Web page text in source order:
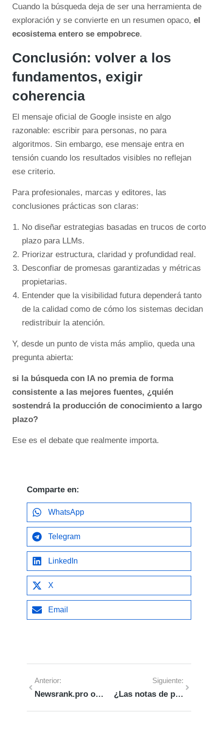
Cuando la búsqueda deja de ser una herramienta de
exploración y se convierte en un resumen opaco, el
ecosistema entero se empobrece.
Conclusión: volver a los
fundamentos, exigir
coherencia
El mensaje oficial de Google insiste en algo
razonable: escribir para personas, no para
algoritmos. Sin embargo, ese mensaje entra en
tensión cuando los resultados visibles no reflejan
ese criterio.
Para profesionales, marcas y editores, las
conclusiones prácticas son claras:
No diseñar estrategias basadas en trucos de corto
plazo para LLMs.
Priorizar estructura, claridad y profundidad real.
Desconfiar de promesas garantizadas y métricas
propietarias.
Entender que la visibilidad futura dependerá tanto
de la calidad como de cómo los sistemas decidan
redistribuir la atención.
Y, desde un punto de vista más amplio, queda una
pregunta abierta:
si la búsqueda con IA no premia de forma
consistente a las mejores fuentes, ¿quién
sostendrá la producción de conocimiento a largo
plazo?
Ese es el debate que realmente importa.
Comparte en:
WhatsApp
Telegram
LinkedIn
X
Email
Anterior:
Newsrank.pro o Growwer: la batalla entre link building en marketplace y publicación garantizada con control SEO
Siguiente:
¿Las notas de prensa ayudan al SEO?